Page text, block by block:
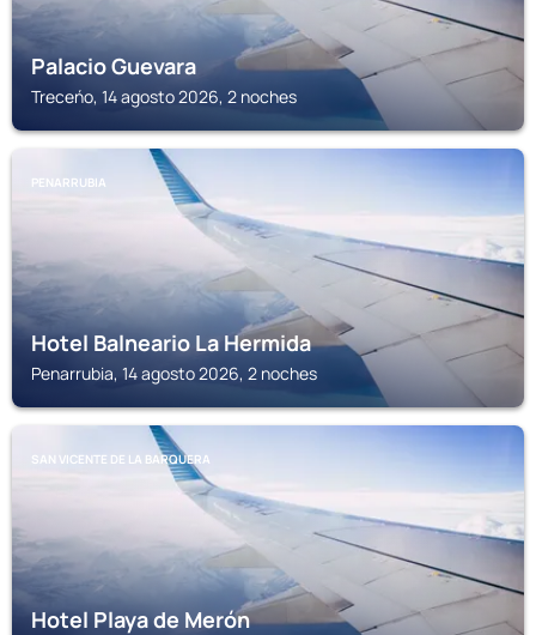
Palacio Guevara
Treceńo, 14 agosto 2026, 2 noches
PENARRUBIA
Hotel Balneario La Hermida
Penarrubia, 14 agosto 2026, 2 noches
SAN VICENTE DE LA BARQUERA
Hotel Playa de Merón